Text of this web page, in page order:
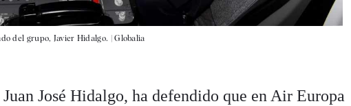
del grupo, Javier Hidalgo. |Globalia
Juan José Hidalgo, ha defendido que en Air Europa